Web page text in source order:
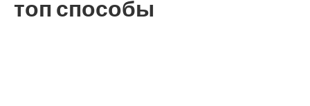
топ способы